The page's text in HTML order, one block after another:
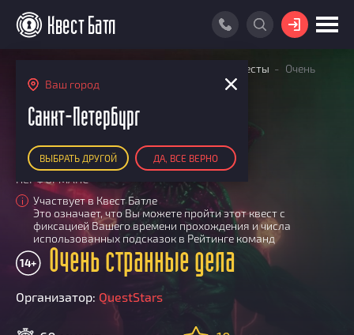
Ваш город
Санкт-Петербург
ВЫБРАТЬ ДРУГОЙ ДА, ВСЕ ВЕРНО
ВОЙТИ
РЕЙТИНГ КВЕСТОВ
КАРТА КВЕСТОВ
РЕЙТИНГ КОМАНД
Итоговый рейтинг
По количеству очков
По качеству игры
Список команд
ПОИСК КОМАНДЫ
КВЕСТ БАТЛ
Cashback
Как подсчитываются рейтинги
Квесты экшн-квесты
Очень
странные дела
ПЕРФОРМАНС
i
Участвует в Квест Батле
Это означает, что Вы можете пройти этот квест с
фиксацией Вашего времени прохождения и числа
использованных подсказок в Рейтинге команд
Очень странные дела
14+
Организатор: QuestStars